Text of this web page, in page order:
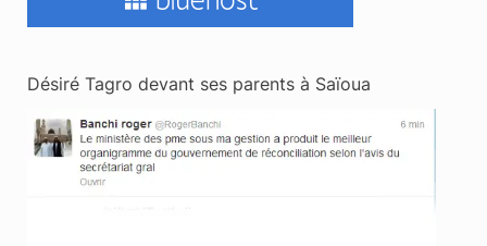
Désiré Tagro devant ses parents à Saïoua